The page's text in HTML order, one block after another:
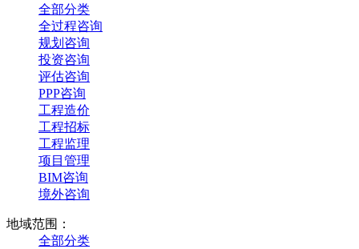
全部分类
全过程咨询
规划咨询
投资咨询
评估咨询
PPP咨询
工程造价
工程招标
工程监理
项目管理
BIM咨询
境外咨询
地域范围：
全部分类